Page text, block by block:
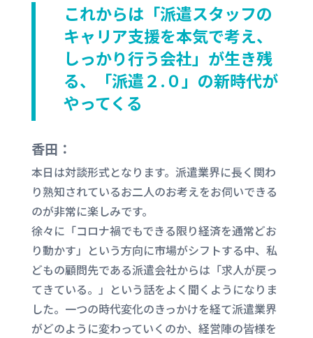
これからは「派遣スタッフの
キャリア支援を本気で考え、
しっかり行う会社」が生き残
る、「派遣２.０」の新時代が
やってくる
香田：
本日は対談形式となります。派遣業界に長く関わ
り熟知されているお二人のお考えをお伺いできる
のが非常に楽しみです。
徐々に「コロナ禍でもできる限り経済を通常どお
り動かす」という方向に市場がシフトする中、私
どもの顧問先である派遣会社からは「求人が戻っ
てきている。」という話をよく聞くようになりま
した。一つの時代変化のきっかけを経て派遣業界
がどのように変わっていくのか、経営陣の皆様を